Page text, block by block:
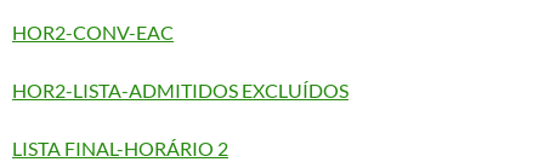
HOR2-CONV-EAC
HOR2-LISTA-ADMITIDOS EXCLUÍDOS
LISTA FINAL-HORÁRIO 2